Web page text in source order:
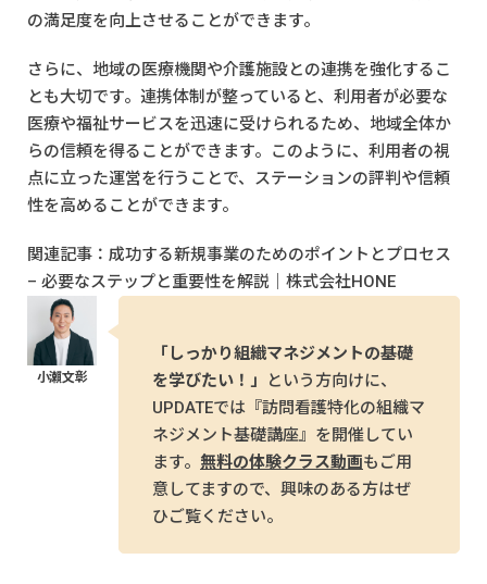
の満足度を向上させることができます。
さらに、地域の医療機関や介護施設との連携を強化するこ
とも大切です。連携体制が整っていると、利用者が必要な
医療や福祉サービスを迅速に受けられるため、地域全体か
らの信頼を得ることができます。このように、利用者の視
点に立った運営を行うことで、ステーションの評判や信頼
性を高めることができます。
関連記事： 成功する新規事業のためのポイントとプロセス
– 必要なステップと重要性を解説｜株式会社HONE
「しっかり組織マネジメントの基礎
を学びたい！」
という方向けに、
UPDATEでは『訪問看護特化の組織マ
ネジメント基礎講座』を開催してい
ます。 無料の体験クラス動画もご用
意してますので、興味のある方はぜ
ひご覧ください。